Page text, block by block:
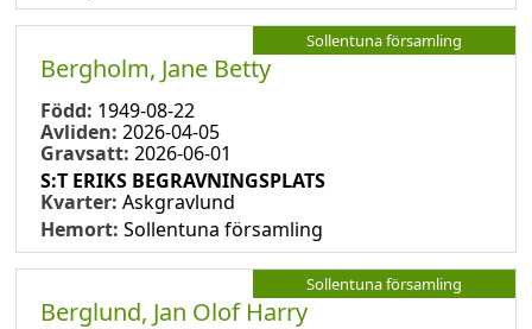
Sollentuna församling
Bergholm, Jane Betty
Född: 1949-08-22
Avliden: 2026-04-05
Gravsatt: 2026-06-01
S:T ERIKS BEGRAVNINGSPLATS
Kvarter: Askgravlund
Hemort: Sollentuna församling
Sollentuna församling
Berglund, Jan Olof Harry